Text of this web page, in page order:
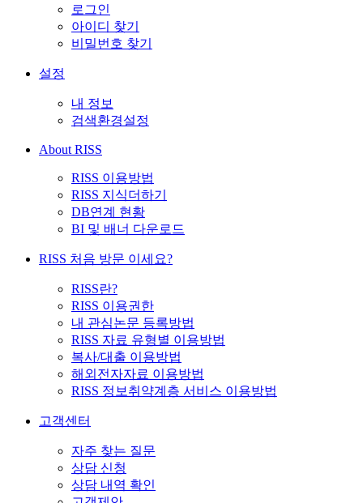
로그인
아이디 찾기
비밀번호 찾기
설정
내 정보
검색환경설정
About RISS
RISS 이용방법
RISS 지식더하기
DB연계 현황
BI 및 배너 다운로드
RISS 처음 방문 이세요?
RISS란?
RISS 이용권한
내 관심논문 등록방법
RISS 자료 유형별 이용방법
복사/대출 이용방법
해외전자자료 이용방법
RISS 정보취약계층 서비스 이용방법
고객센터
자주 찾는 질문
상담 신청
상담 내역 확인